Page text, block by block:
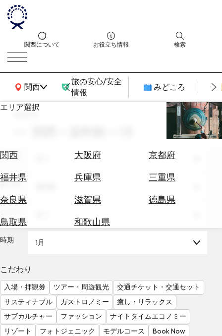
関西について お役立ち情報 検索
関西
関西広域MAP
旅の安心/安全
情報
みどころ
エリア選択
関西 大阪府
京都府
福井県
兵庫県
三重県
奈良県
滋賀県
徳島県
鳥取県
和歌山県
エ
券
テ
を
調
べ
る
天
気
を
見
る
search
エリア
テーマ
時期 1月
こだわり
入場・拝観券 ツアー・周遊観光
交通チケット・交通セット
サスティナブル
ガストロノミー
癒し・リラックス
サブカルチャー
ファッション
ナイトタイムエコノミー
リゾート
フォトジェニック モデルコース Book Now